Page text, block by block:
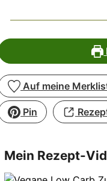
Auf meine
Pin
Mein Rezept-